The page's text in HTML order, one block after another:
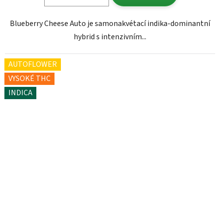
Blueberry Cheese Auto je samonakvétací indika-dominantní
hybrid s intenzivním...
AUTOFLOWER
VYSOKÉ THC
INDICA